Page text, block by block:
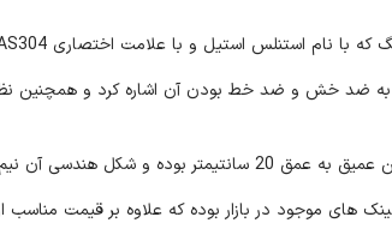
ضد خش و ضد خط بودن آن اشاره کرد و همچنین
موجود در بازار بوده که علاوه بر قیمت مناسب از